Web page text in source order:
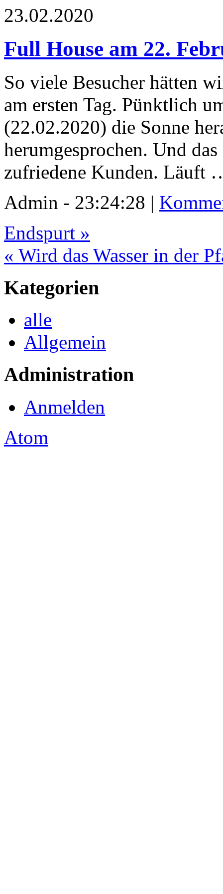
23.02.2020
Full House am 22.
So viele Besucher hätten
am ersten Tag. Pünktlich
(22.02.2020) die Sonne
herumgesprochen. Und
zufriedene Kunden. Läuft
Admin - 23:24:28 |
Endspurt »
« Wird das Wasser in der
Kategorien
alle
Allgemein
Administration
Anmelden
Atom